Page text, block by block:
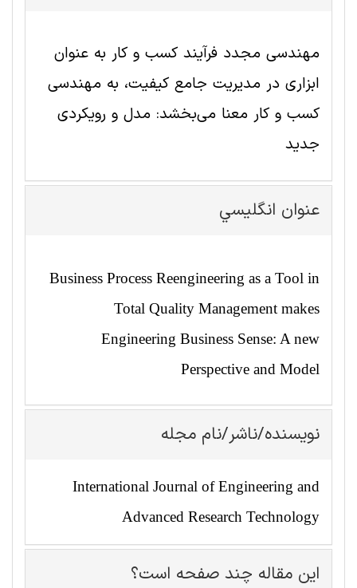
مهندسی مجدد فرآیند کسب و کار به عنوان
ابزاری در مدیریت جامع کیفیت، به مهندسی
کسب و کار معنا می‌بخشد: مدل و رویکردی
جدید
عنوان انگليسي
Business Process Reengineering as a Tool in
Total Quality Management makes
Engineering Business Sense: A new
Perspective and Model
نویسنده/ناشر/نام مجله
International Journal of Engineering and
Advanced Research Technology
این مقاله چند صفحه است؟